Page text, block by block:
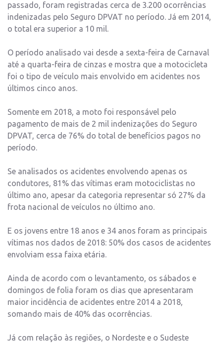
passado, foram registradas cerca de 3.200 ocorrências
indenizadas pelo Seguro DPVAT no período. Já em 2014,
o total era superior a 10 mil.
O período analisado vai desde a sexta-feira de Carnaval
até a quarta-feira de cinzas e mostra que a motocicleta
foi o tipo de veículo mais envolvido em acidentes nos
últimos cinco anos.
Somente em 2018, a moto foi responsável pelo
pagamento de mais de 2 mil indenizações do Seguro
DPVAT, cerca de 76% do total de benefícios pagos no
período.
Se analisados os acidentes envolvendo apenas os
condutores, 81% das vítimas eram motociclistas no
último ano, apesar da categoria representar só 27% da
frota nacional de veículos no último ano.
E os jovens entre 18 anos e 34 anos foram as principais
vítimas nos dados de 2018: 50% dos casos de acidentes
envolviam essa faixa etária.
Ainda de acordo com o levantamento, os sábados e
domingos de folia foram os dias que apresentaram
maior incidência de acidentes entre 2014 a 2018,
somando mais de 40% das ocorrências.
Já com relação às regiões, o Nordeste e o Sudeste